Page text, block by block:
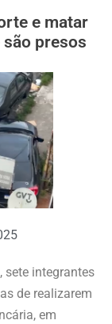
e matar
são presos
sete integrantes
de realizarem
em